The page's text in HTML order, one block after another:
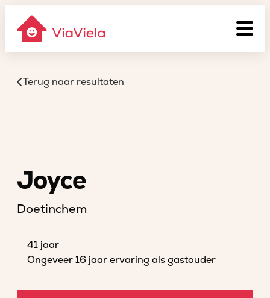
Terug naar resultaten
Joyce
Doetinchem
41 jaar
Ongeveer 16 jaar ervaring als gastouder